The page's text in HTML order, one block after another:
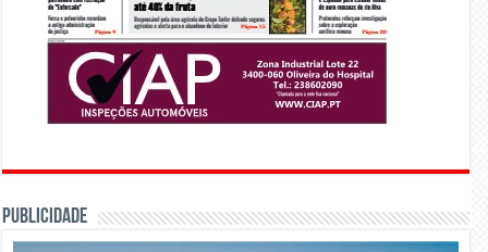
PUBLICIDADE